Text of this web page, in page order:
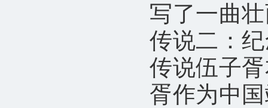
写了一曲
传说二：
传说伍子
胥作为中